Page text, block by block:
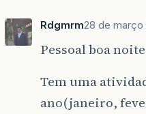
Rdgmrm28 de março
Pessoal boa
Tem uma
ano(janeiro,